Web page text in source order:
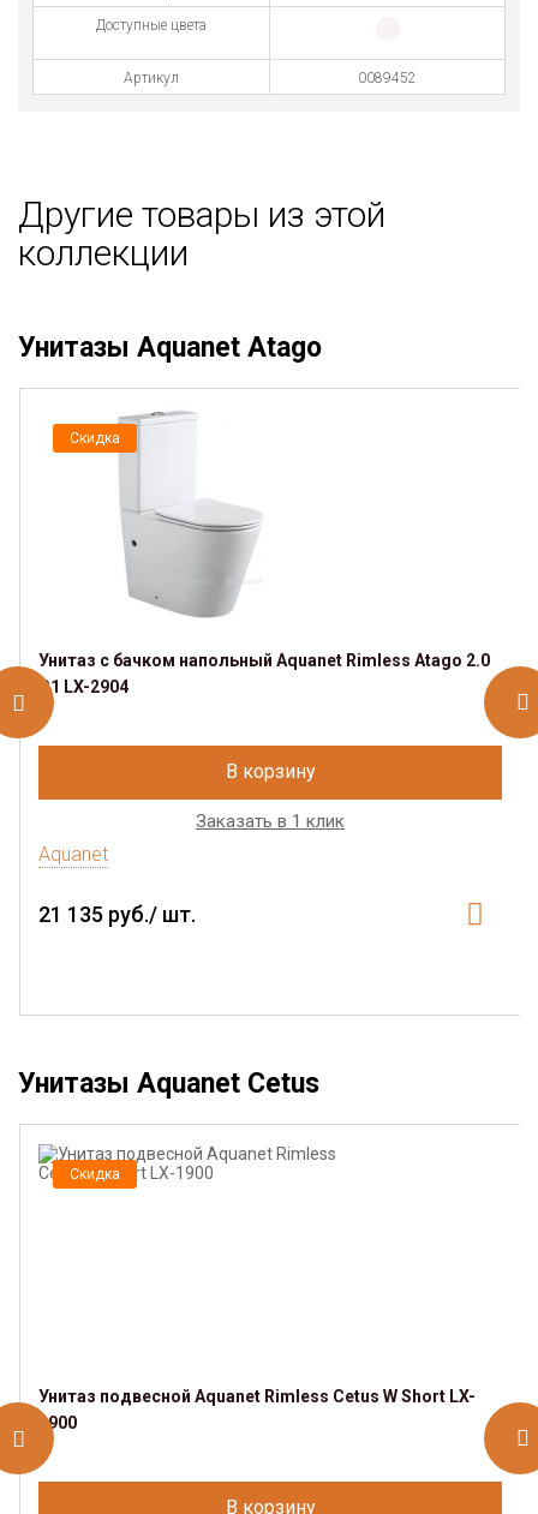
Доступные цвета
Артикул 0089452
Другие товары из этой
коллекции
Унитазы Aquanet Atago
Скидка
Унитаз с бачком напольный Aquanet Rimless Atago 2.0
C1 LX-2904
В корзину
Заказать в 1 клик
Aquanet
21 135 руб./ шт.
Унитазы Aquanet Cetus
Скидка
Унитаз подвесной Aquanet Rimless Cetus W Short LX-
1900
В корзину